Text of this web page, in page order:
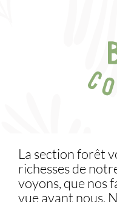
La section forêt
richesses de
voyons, que nos
vue avant nous.